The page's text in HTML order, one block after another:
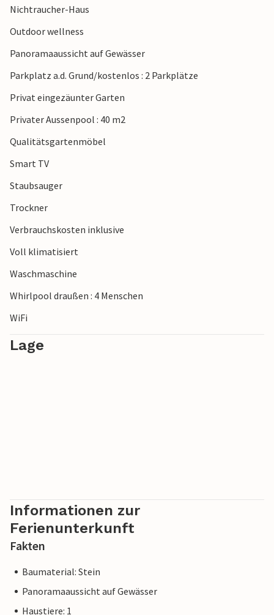
Nichtraucher-Haus
Outdoor wellness
Panoramaaussicht auf Gewässer
Parkplatz a.d. Grund/kostenlos : 2 Parkplätze
Privat eingezäunter Garten
Privater Aussenpool : 40 m2
Qualitätsgartenmöbel
Smart TV
Staubsauger
Trockner
Verbrauchskosten inklusive
Voll klimatisiert
Waschmaschine
Whirlpool draußen : 4 Menschen
WiFi
Lage
Informationen zur
Ferienunterkunft
Fakten
Baumaterial: Stein
Panoramaaussicht auf Gewässer
Haustiere: 1